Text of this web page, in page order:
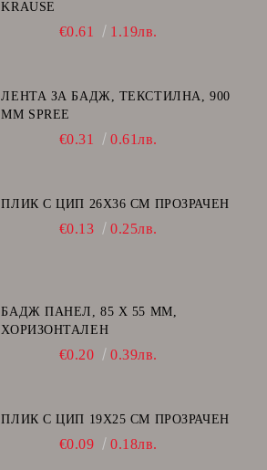
KRAUSE
€0.61 1.19лв.
ЛЕНТА ЗА БАДЖ, ТЕКСТИЛНА, 900
ММ SPREE
€0.31 0.61лв.
ПЛИК С ЦИП 26X36 CM ПРОЗРАЧЕН
€0.13 0.25лв.
БАДЖ ПАНЕЛ, 85 Х 55 ММ,
ХОРИЗОНТАЛЕН
€0.20 0.39лв.
ПЛИК С ЦИП 19X25 CM ПРОЗРАЧЕН
€0.09 0.18лв.